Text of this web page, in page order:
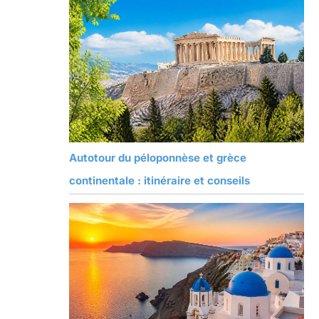
Autotour du péloponnèse et grèce
continentale : itinéraire et conseils